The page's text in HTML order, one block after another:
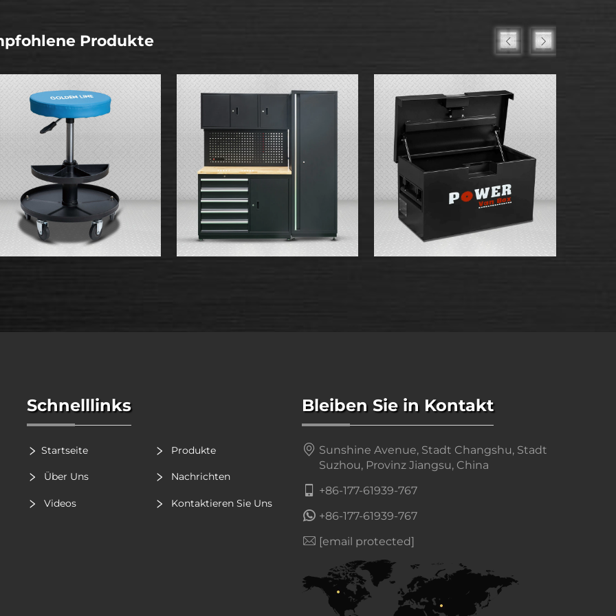
Produkte
Schnelllinks
Startseite Produkte
Über Uns Nachrichten
Videos Kontaktieren Sie Uns
Bleiben Sie in Kontakt
Sunshine Avenue, Stadt Changshu, Stadt
Suzhou, Provinz Jiangsu, China
+86-177-61939-767
+86-177-61939-767
[email protected]